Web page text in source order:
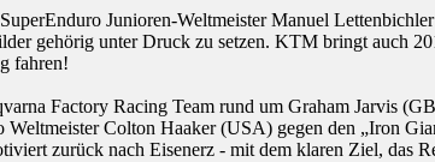
Junioren-Weltmeister Manuel
gehörig unter Druck zu setzen. KTM bringt auch
fahren!
Factory Racing Team rund um Graham Jarvis
Colton Haaker (USA) gegen den „Iron
zurück nach Eisenerz - mit dem klaren Ziel, das